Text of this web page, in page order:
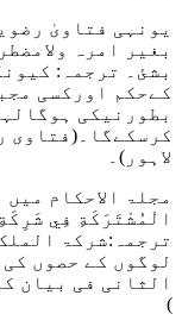
یونہی فتاویٰ
بغیر امرہ
بشئ۔ ترجمہ:
کےحکم اورکسی
بطورنیکی
کرسکےگا۔
لاہور)۔
مجلۃ الاحکام میں
الْمُشْتَرَكَةِ فِي
ترجمہ:شرکۃ
لوگوں کے حصوں
)